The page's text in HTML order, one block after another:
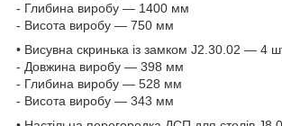
- Глибина виробу — 1400 мм
- Висота виробу — 750 мм
• Висувна скринька із замком J2.30.02 — 4
- Довжина виробу — 398 мм
- Глибина виробу — 528 мм
- Висота виробу — 343 мм